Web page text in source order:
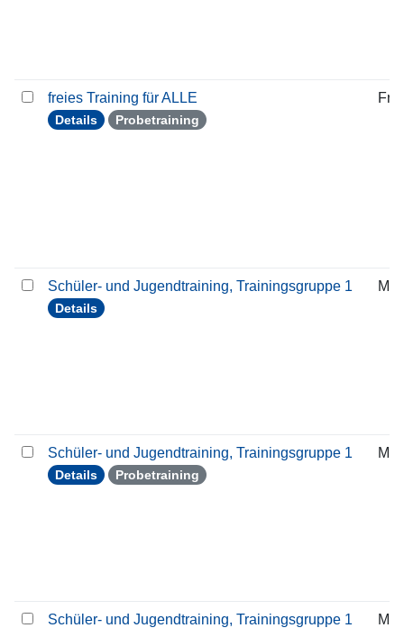
freies Training für ALLE
Details Probetraining
Schüler- und Jugendtraining, Trainingsgruppe 1
Details
Schüler- und Jugendtraining, Trainingsgruppe 1
Details Probetraining
Schüler- und Jugendtraining, Trainingsgruppe 1